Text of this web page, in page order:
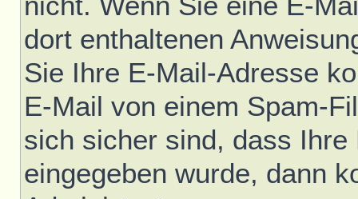
dort enthaltenen
Sie Ihre E-Mail-Adresse
E-Mail von einem Spam-
sich sicher sind, dass
eingegeben wurde, dann